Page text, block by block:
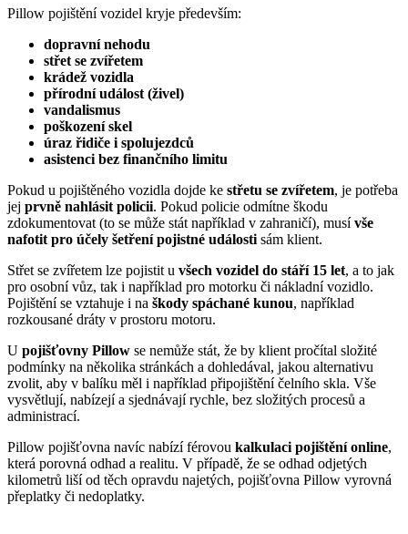
Pillow pojištění vozidel kryje především:
dopravní nehodu
střet se zvířetem
krádež vozidla
přírodní událost (živel)
vandalismus
poškození skel
úraz řidiče i spolujezdců
asistenci bez finančního limitu
Pokud u pojištěného vozidla dojde ke střetu se zvířetem, je potřeba
jej prvně nahlásit policii. Pokud policie odmítne škodu
zdokumentovat (to se může stát například v zahraničí), musívše
nafotit pro účely šetření pojistné události sám klient.
Střet se zvířetem lze pojistit u všech vozidel do stáří 15 let, a to jak
pro osobní vůz, tak i například pro motorku či nákladní vozidlo.
Pojištění se vztahuje i na škody spáchané kunou, například
rozkousané dráty v prostoru motoru.
U pojišťovny Pillow se nemůže stát, že by klient pročítal složité
podmínky na několika stránkách a dohledával, jakou alternativu
zvolit, aby v balíku měl i například připojištění čelního skla. Vše
vysvětlují, nabízejí a sjednávají rychle, bez složitých procesů a
administrací.
Pillow pojišťovna navíc nabízí férovou kalkulaci pojištění online,
která porovná odhad a realitu. V případě, že se odhad odjetých
kilometrů liší od těch opravdu najetých, pojišťovna Pillow vyrovná
přeplatky či nedoplatky.